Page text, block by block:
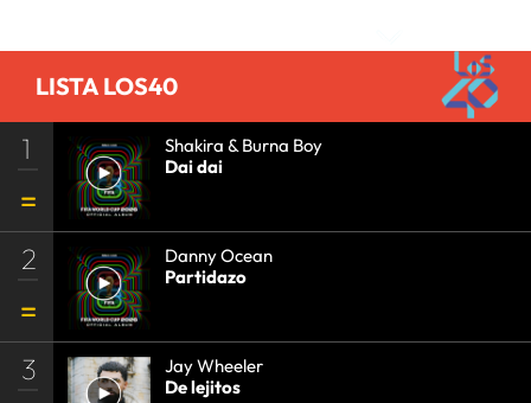
LISTA LOS40
1
Shakira & Burna Boy
Dai dai
2
Danny Ocean
Partidazo
3
Jay Wheeler
De lejitos